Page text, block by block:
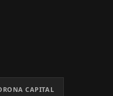
CAPITAL